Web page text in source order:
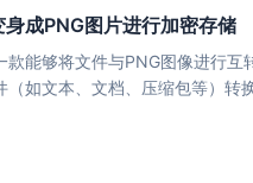
成PNG图片进行加密存储
能够将文件与PNG图像进行